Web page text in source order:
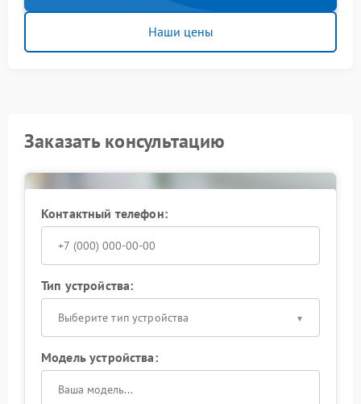
Наши цены
Заказать консультацию
Контактный телефон:
Тип устройства:
Выберите тип устройства
Модель устройства: